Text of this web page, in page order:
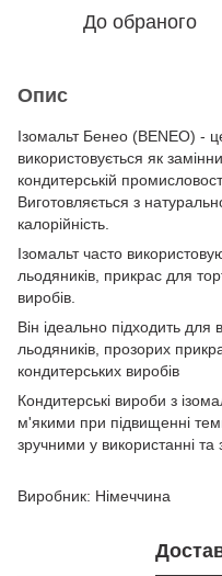
До обраного
Опис
Ізомальт Бенео (BENEO) -
використовується як
кондитерській
Виготовляється з
калорійність.
Ізомальт часто
льодяників, прикрас для
виробів.
Він ідеально підходить для
льодяників, прозорих
кондитерських виробів
Кондитерські вироби з
м'якими при підвищенні
зручними у використанні та
Виробник: Німеччина